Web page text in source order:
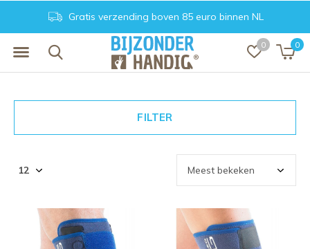
0 0
Gratis verzending boven 85 euro binnen NL
FILTER